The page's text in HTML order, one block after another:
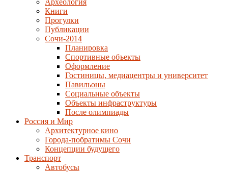
Археология
Книги
Прогулки
Публикации
Сочи-2014
Планировка
Спортивные объекты
Оформление
Гостиницы, медиацентры и университет
Павильоны
Социальные объекты
Объекты инфраструктуры
После олимпиады
Россия и Мир
Архитектурное кино
Города-побратимы Сочи
Концепции будущего
Транспорт
Автобусы